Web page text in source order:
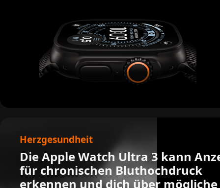
Herzgesundheit
Die Apple Watch Ultra 3 kann
für chronischen Bluthoch­druck
erkennen und dich über mögliche